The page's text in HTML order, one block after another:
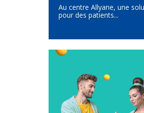
Au centre Allyane, une
pour des patients...